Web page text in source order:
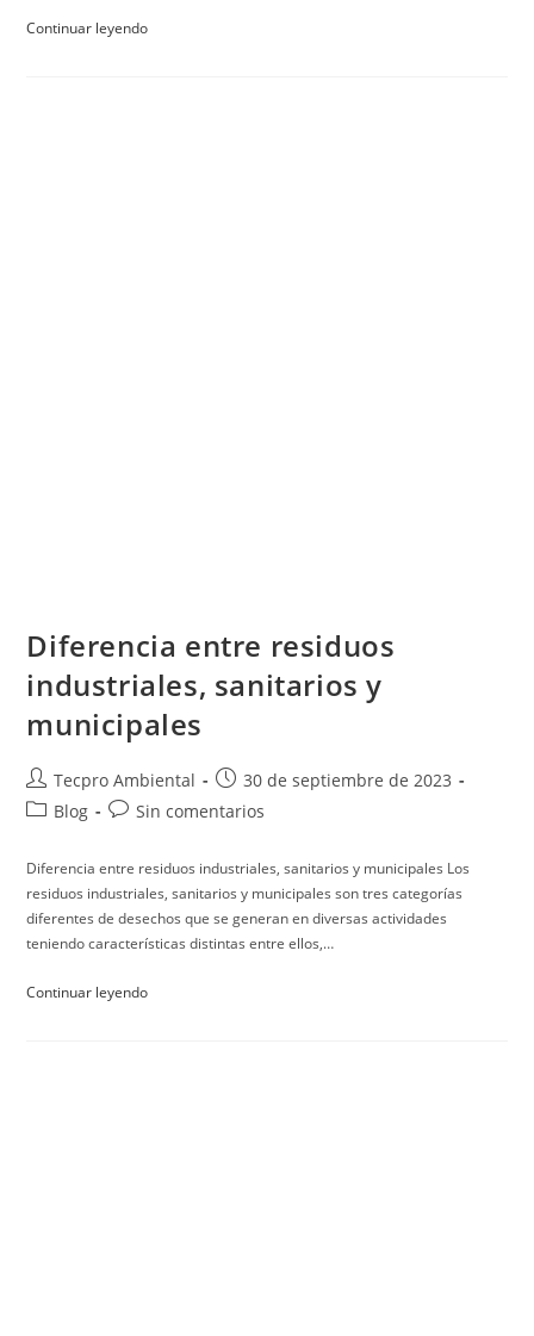
Continuar leyendo
Diferencia entre residuos
industriales, sanitarios y
municipales
Tecpro Ambiental
30 de septiembre de 2023
Blog
Sin comentarios
Diferencia entre residuos industriales, sanitarios y municipales Los
residuos industriales, sanitarios y municipales son tres categorías
diferentes de desechos que se generan en diversas actividades
teniendo características distintas entre ellos,…
Continuar leyendo